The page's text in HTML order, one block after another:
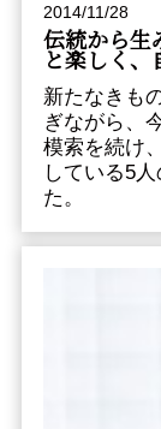
2014/11/28
伝統から生
と楽しく、
新たなきも
ぎながら、
模索を続け
している5
た。